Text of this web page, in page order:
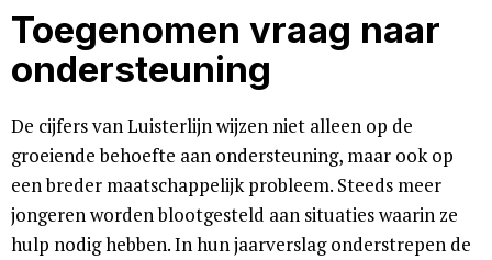
Toegenomen vraag naar
ondersteuning
De cijfers van Luisterlijn wijzen niet alleen op de
groeiende behoefte aan ondersteuning, maar ook op
een breder maatschappelijk probleem. Steeds meer
jongeren worden blootgesteld aan situaties waarin ze
hulp nodig hebben. In hun jaarverslag onderstrepen de